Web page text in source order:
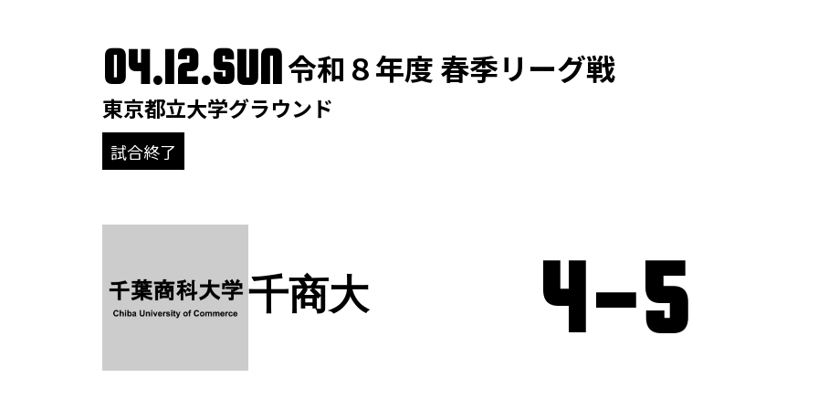
04.12.SUN令和８年度 春季リーグ戦
東京都立大学グラウンド
試合終了
千商大 4-5